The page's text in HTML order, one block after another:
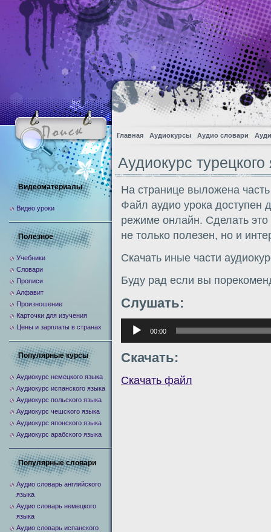
Главная Аудиокурсы Аудио словари
Аудиокурс
На странице выложена
Файл аудио урока доступен
режиме онлайн. Сделать
не только полезен, но и
Скачать иные части
Буду рад если вы
Слушать:
Аудиоплеер
00:00
Скачать:
Скачать файл
Видеоматериалы
Видео уроки
Полезное
Учебники
Словари
Прописи
Алфавит
Произношение
Карточки для изучения
Цены и зарплаты в странах
Популярные курсы
Аудиокурс немецкого языка
Аудиокурс испанского языка
Аудиокурс польского языка
Аудиокурс чешского языка
Аудиокурс японского языка
Аудиокурс арабского языка
Популярные словари
Аудио словарь английского
языка
Аудио словарь немецкого
языка
Аудио словарь испанского